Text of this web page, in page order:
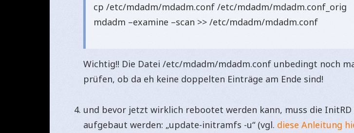
cp /etc/mdadm/mdadm.conf /etc/mdadm/mdadm.conf_orig
mdadm –examine –scan >> /etc/mdadm/mdadm.conf
Wichtig!! Die Datei /etc/mdadm/mdadm.conf unbedingt noch
prüfen, ob da eh keine doppelten Einträge am Ende sind!
und bevor jetzt wirklich rebootet werden kann, muss die InitRD
aufgebaut werden: „update-initramfs -u“ (vgl. diese Anleitung